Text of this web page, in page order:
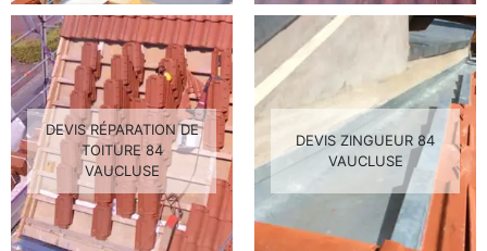
DEVIS RÉPARATION DE
TOITURE 84
VAUCLUSE
DEVIS ZINGUEUR 84
VAUCLUSE